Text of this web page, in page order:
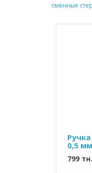
сменные
0,5
799 тн.